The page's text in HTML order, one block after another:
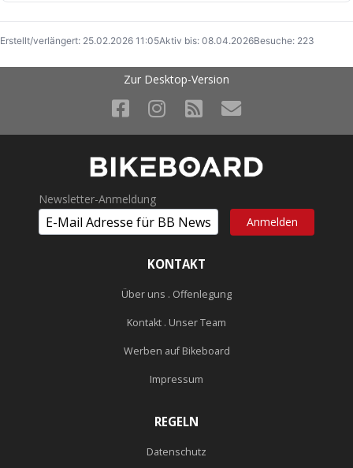
Erstellt/verlängert: 25.02.2026 11:05Aktiv bis: 08.04.2026Besuche: 223
Zur Desktop-Version
Newsletter-Anmeldung
KONTAKT
Über uns . Offenlegung
Kontakt . Unser Team
Werben auf Bikeboard
Impressum
REGELN
Datenschutz